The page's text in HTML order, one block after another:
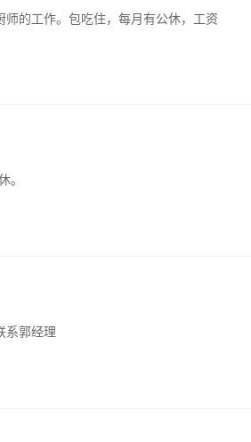
的工作。包吃住，每月有公休，工资
。
系郭经理